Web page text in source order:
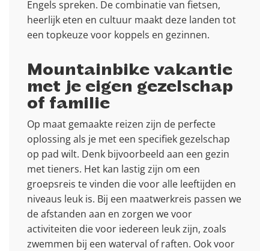
Engels spreken. De combinatie van fietsen,
heerlijk eten en cultuur maakt deze landen tot
een topkeuze voor koppels en gezinnen.
Mountainbike vakantie
met je eigen gezelschap
of familie
Op maat gemaakte reizen zijn de perfecte
oplossing als je met een specifiek gezelschap
op pad wilt. Denk bijvoorbeeld aan een gezin
met tieners. Het kan lastig zijn om een
groepsreis te vinden die voor alle leeftijden en
niveaus leuk is. Bij een maatwerkreis passen we
de afstanden aan en zorgen we voor
activiteiten die voor iedereen leuk zijn, zoals
zwemmen bij een waterval of raften. Ook voor